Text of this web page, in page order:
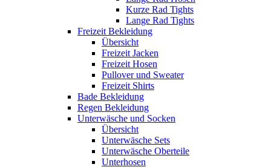
Kurze Rad Tights
Lange Rad Tights
Freizeit Bekleidung
Übersicht
Freizeit Jacken
Freizeit Hosen
Pullover und Sweater
Freizeit Shirts
Bade Bekleidung
Regen Bekleidung
Unterwäsche und Socken
Übersicht
Unterwäsche Sets
Unterwäsche Oberteile
Unterhosen